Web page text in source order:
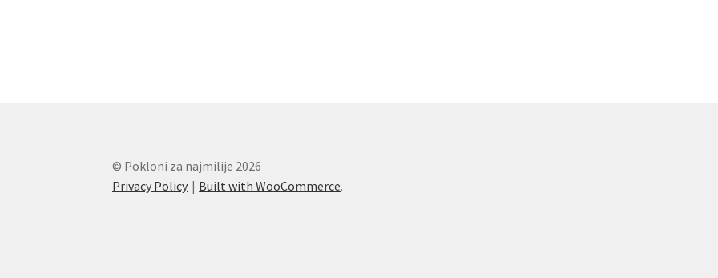
© Pokloni za najmilije 2026
Privacy Policy
Built with WooCommerce.